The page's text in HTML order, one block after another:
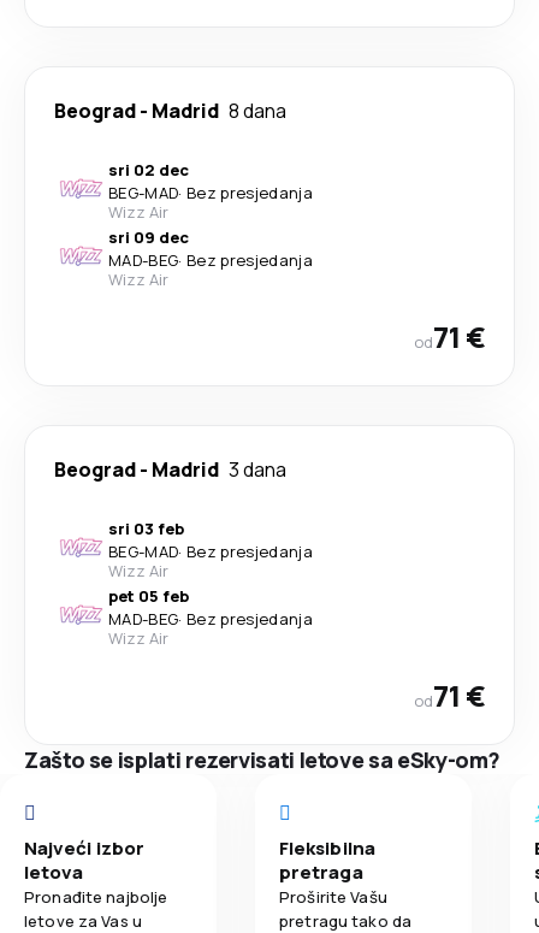
Beograd- Madrid 8 dana
sri 02 dec
BEG-MAD· Bez presjedanja
Wizz Air
sri 09 dec
MAD-BEG· Bez presjedanja
Wizz Air
od71 €
Beograd- Madrid 3 dana
sri 03 feb
BEG-MAD· Bez presjedanja
Wizz Air
pet 05 feb
MAD-BEG· Bez presjedanja
Wizz Air
od71 €
Zašto se isplati rezervisati letove sa eSky-om?
Najveći izbor
letova
Pronađite najbolje
letove za Vas u
Fleksibilna
pretraga
Proširite Vašu
pretragu tako da